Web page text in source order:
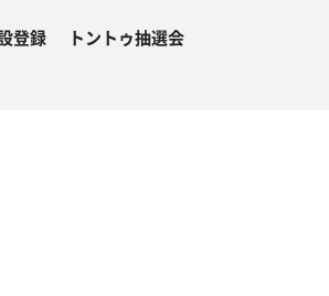
登録 トントゥ抽選会